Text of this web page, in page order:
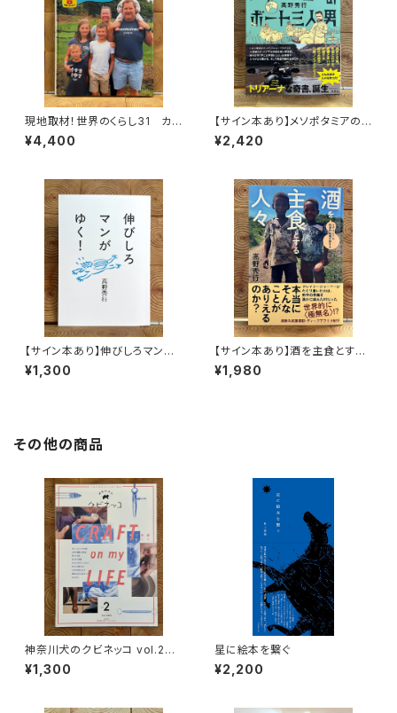
現地取材！世界のくらし31 カナ
ダ
¥4,400
【サイン本あり】メソポタミアの
ボート三人男
¥2,420
【サイン本あり】伸びしろマンが
ゆく！
¥1,300
【サイン本あり】酒を主食とする
人々 エチオピアの科学的秘境
を旅する
¥1,980
その他の商品
神奈川犬のクビネッコ vol.2
特集：CRAFT on my LIFE
¥1,300
星に絵本を繋ぐ
¥2,200